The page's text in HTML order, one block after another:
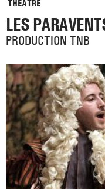
THÉÂTRE
LES
PRODUCTION TNB